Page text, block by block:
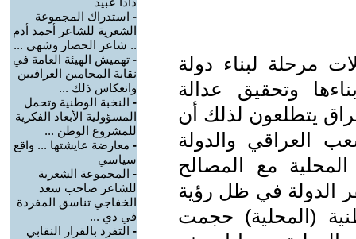
مرحلة لبناء دولة
وتحقيق عدالة
يتطلعون لذلك أن
العراقي والدولة
مع المصالح
الدولة في ظل رؤية
(المحلية) حجمت
- استدراك المجموعة
الشعرية للشاعر أحمد أدم
.. شاعر الحصار وشهي ...
- تهميش الهيئة العامة في
نقابة المحامين العراقيين
وانعكاس ذلك ...
- النخبة الوطنية وتحمل
المسؤولية الأبعاد الفكرية
للمشروع الوطن ...
- معارضة عايشتها ... واقع
سياسي
- المجموعة الشعرية
للشاعر صاحب سعد
الخفاجي تناسق المفردة
في دي ...
- التفرد بالقرار النقابي